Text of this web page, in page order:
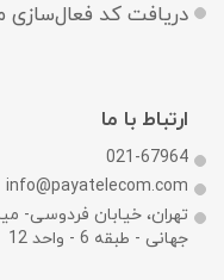
دریافت کد فعال‌سازی
ارتباط با ما
021-67964
info@payatelecom.com
تهران، خیابان فردوسی-
جهانی - طبقه 6 - واحد 12